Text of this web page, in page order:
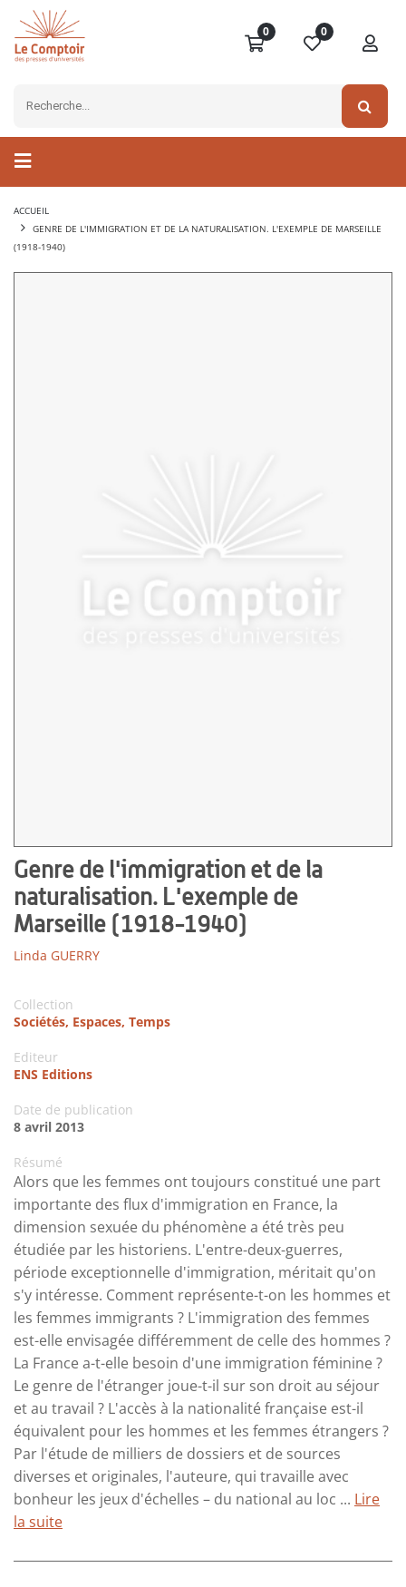
0 0
ACCUEIL
GENRE DE L'IMMIGRATION ET DE LA NATURALISATION. L'EXEMPLE DE MARSEILLE
(1918-1940)
Genre de l'immigration et de la
naturalisation. L'exemple de
Marseille (1918-1940)
Linda GUERRY
Collection
Sociétés, Espaces, Temps
Editeur
ENS Editions
Date de publication
8 avril 2013
Résumé
Alors que les femmes ont toujours constitué une part
importante des flux d'immigration en France, la
dimension sexuée du phénomène a été très peu
étudiée par les historiens. L'entre-deux-guerres,
période exceptionnelle d'immigration, méritait qu'on
s'y intéresse. Comment représente-t-on les hommes et
les femmes immigrants ? L'immigration des femmes
est-elle envisagée différemment de celle des hommes ?
La France a-t-elle besoin d'une immigration féminine ?
Le genre de l'étranger joue-t-il sur son droit au séjour
et au travail ? L'accès à la nationalité française est-il
équivalent pour les hommes et les femmes étrangers ?
Par l'étude de milliers de dossiers et de sources
diverses et originales, l'auteure, qui travaille avec
bonheur les jeux d'échelles – du national au loc ... Lire
la suite